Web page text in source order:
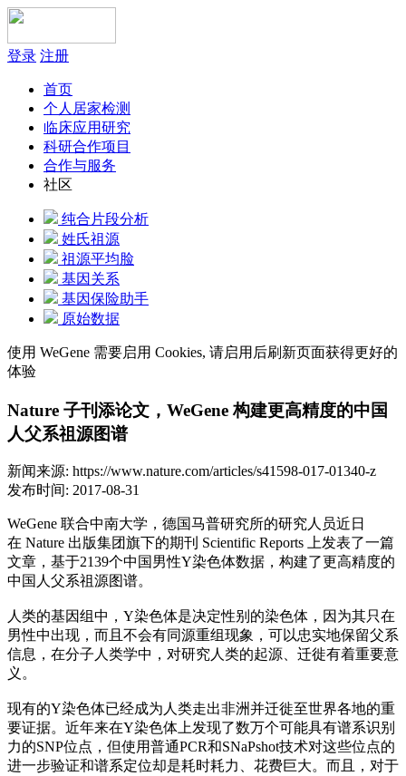
登录 注册
首页
个人居家检测
临床应用研究
科研合作项目
合作与服务
社区
纯合片段分析
姓氏祖源
祖源平均脸
基因关系
基因保险助手
原始数据
使用 WeGene 需要启用 Cookies, 请启用后刷新页面获得更好的
体验
Nature 子刊添论文，WeGene 构建更高精度的中国
人父系祖源图谱
新闻来源: https://www.nature.com/articles/s41598-017-01340-z
发布时间: 2017-08-31
WeGene 联合中南大学，德国马普研究所的研究人员近日
在 Nature 出版集团旗下的期刊 Scientific Reports 上发表了一篇
文章，基于2139个中国男性Y染色体数据，构建了更高精度的
中国人父系祖源图谱。
人类的基因组中，Y染色体是决定性别的染色体，因为其只在
男性中出现，而且不会有同源重组现象，可以忠实地保留父系
信息，在分子人类学中，对研究人类的起源、迁徙有着重要意
义。
现有的Y染色体已经成为人类走出非洲并迁徙至世界各地的重
要证据。近年来在Y染色体上发现了数万个可能具有谱系识别
力的SNP位点，但使用普通PCR和SNaPshot技术对这些位点的
进一步验证和谱系定位却是耗时耗力、花费巨大。而且，对于